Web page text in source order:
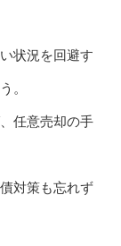
状況を回避す
。
任意売却の手
対策も忘れず